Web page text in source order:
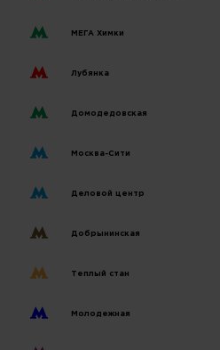
МЕГА Химки
Лубянка
Домодедовская
Москва-Сити
Деловой центр
Добрынинская
Теплый стан
Молодежная